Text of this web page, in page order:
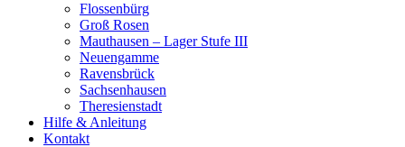
Flossenbürg
Groß Rosen
Mauthausen – Lager Stufe III
Neuengamme
Ravensbrück
Sachsenhausen
Theresienstadt
Hilfe & Anleitung
Kontakt